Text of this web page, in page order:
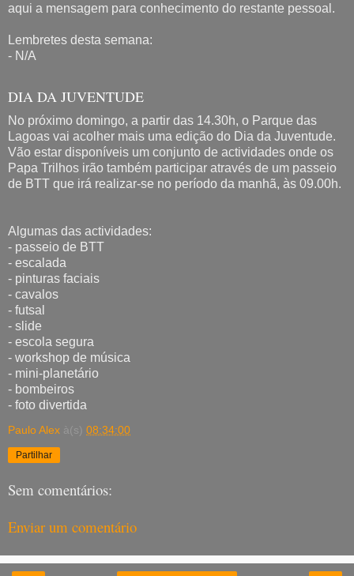
aqui a mensagem para conhecimento do restante pessoal.
Lembretes desta semana:
- N/A
DIA DA JUVENTUDE
No próximo domingo, a partir das 14.30h, o Parque das
Lagoas vai acolher mais uma edição do Dia da Juventude.
Vão estar disponíveis um conjunto de actividades onde os
Papa Trilhos irão também participar através de um passeio
de BTT que irá realizar-se no período da manhã, às 09.00h.
Algumas das actividades:
- passeio de BTT
- escalada
- pinturas faciais
- cavalos
- futsal
- slide
- escola segura
- workshop de música
- mini-planetário
- bombeiros
- foto divertida
Paulo Alex à(s) 08:34:00
Partilhar
Sem comentários:
Enviar um comentário